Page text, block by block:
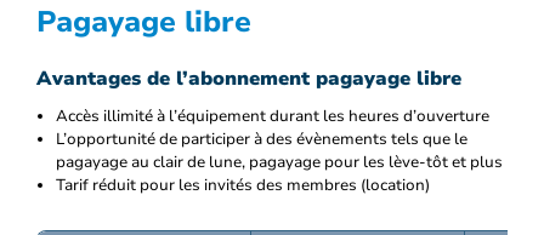
Pagayage libre
Avantages de l’abonnement pagayage libre
Accès illimité à l’équipement durant les heures d’ouverture
L’opportunité de participer à des évènements tels que le
pagayage au clair de lune, pagayage pour les lève-tôt et plus
Tarif réduit pour les invités des membres (location)